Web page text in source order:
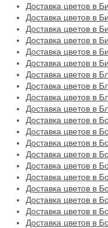
Доставка цветов в
Доставка цветов в
Доставка цветов в
Доставка цветов в
Доставка цветов в
Доставка цветов в
Доставка цветов в
Доставка цветов в
Доставка цветов в
Доставка цветов в
Доставка цветов в
Доставка цветов в
Доставка цветов в
Доставка цветов в
Доставка цветов в
Доставка цветов в
Доставка цветов в
Доставка цветов в
Доставка цветов в
Доставка цветов в